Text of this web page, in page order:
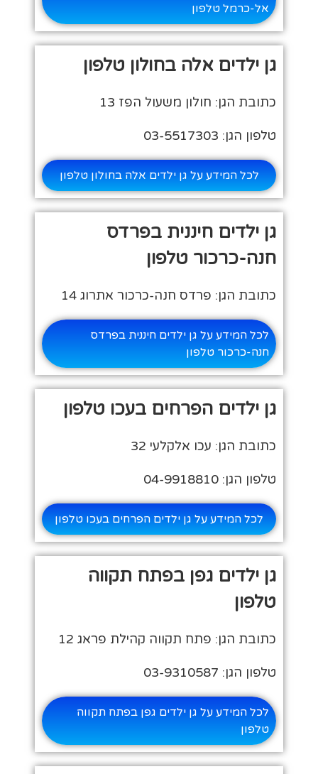
אל-כרמל טלפון
גן ילדים אלה בחולון טלפון
כתובת הגן: חולון משעול הפז 13
טלפון הגן: 03-5517303
לכל המידע על גן ילדים אלה בחולון טלפון
גן ילדים חיננית בפרדס
חנה-כרכור טלפון
כתובת הגן: פרדס חנה-כרכור אתרוג 14
לכל המידע על גן ילדים חיננית בפרדס
חנה-כרכור טלפון
גן ילדים הפרחים בעכו טלפון
כתובת הגן: עכו אלקלעי 32
טלפון הגן: 04-9918810
לכל המידע על גן ילדים הפרחים בעכו טלפון
גן ילדים גפן בפתח תקווה
טלפון
כתובת הגן: פתח תקווה קהילת פראג 12
טלפון הגן: 03-9310587
לכל המידע על גן ילדים גפן בפתח תקווה
טלפון